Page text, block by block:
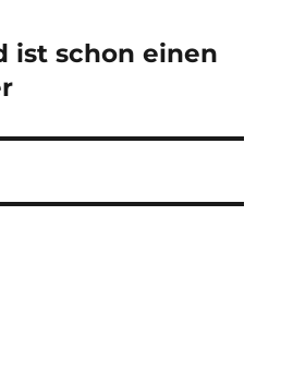
ist schon einen